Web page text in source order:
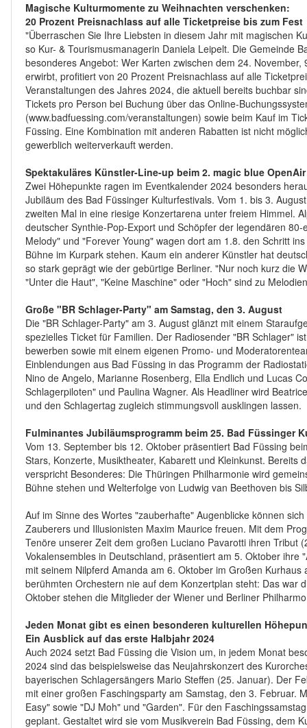
Magische Kulturmomente zu Weihnachten verschenken:
20 Prozent Preisnachlass auf alle Ticketpreise bis zum Fest
"Überraschen Sie Ihre Liebsten in diesem Jahr mit magischen
so Kur- & Tourismusmanagerin Daniela Leipelt. Die Gemeinde
besonderes Angebot: Wer Karten zwischen dem 24.
erwirbt, profitiert von 20 Prozent Preisnachlass auf alle
Veranstaltungen des Jahres 2024, die aktuell bereits buchbar
Tickets pro Person bei Buchung über das Online-
(www.badfuessing.com/veranstaltungen) sowie beim Kauf im
Füssing. Eine Kombination mit anderen Rabatten ist nicht
gewerblich weiterverkauft werden.
Spektakuläres Künstler-Line-up beim 2. magic blue OpenAir
Zwei Höhepunkte ragen im Eventkalender 2024 besonders
Jubiläum des Bad Füssinger Kulturfestivals. Vom 1. bis 3.
zweiten Mal in eine riesige Konzertarena unter freiem Himmel.
deutscher Synthie-Pop-Export und Schöpfer der legendären
Melody" und "Forever Young" wagen dort am 1.8. den Schritt
Bühne im Kurpark stehen. Kaum ein anderer Künstler hat
so stark geprägt wie der gebürtige Berliner. "Nur noch kurz die
"Unter die Haut", "Keine Maschine" oder "Hoch" sind zu
Große "BR Schlager-Party" am Samstag, den 3. August
Die "BR Schlager-Party" am 3. August glänzt mit einem
spezielles Ticket für Familien. Der Radiosender "BR Schlager"
bewerben sowie mit einem eigenen Promo- und
Einblendungen aus Bad Füssing in das Programm der
Nino de Angelo, Marianne Rosenberg, Ella Endlich und Lucas
Schlagerpiloten" und Paulina Wagner. Als Headliner wird
und den Schlagertag zugleich stimmungsvoll ausklingen lassen.
Fulminantes Jubiläumsprogramm beim 25. Bad Füssinger
Vom 13. September bis 12. Oktober präsentiert Bad Füssing
Stars, Konzerte, Musiktheater, Kabarett und Kleinkunst. Bereits
verspricht Besonderes: Die Thüringen Philharmonie wird
Bühne stehen und Welterfolge von Ludwig van Beethoven bis
Auf im Sinne des Wortes "zauberhafte" Augenblicke können
Zauberers und Illusionisten Maxim Maurice freuen. Mit dem
Tenöre unserer Zeit dem großen Luciano Pavarotti ihren Tribut
Vokalensembles in Deutschland, präsentiert am 5. Oktober ihre
mit seinem Nilpferd Amanda am 6. Oktober im Großen
berühmten Orchestern nie auf dem Konzertplan steht: Das war
Oktober stehen die Mitglieder der Wiener und Berliner
Jeden Monat gibt es einen besonderen kulturellen
Ein Ausblick auf das erste Halbjahr 2024
Auch 2024 setzt Bad Füssing die Vision um, in jedem Monat
2024 sind das beispielsweise das Neujahrskonzert des
bayerischen Schlagersängers Mario Steffen (25. Januar). Der
mit einer großen Faschingsparty am Samstag, den 3. Februar.
Easy" sowie "DJ Moh" und "Garden". Für den
geplant. Gestaltet wird sie vom Musikverein Bad Füssing, dem